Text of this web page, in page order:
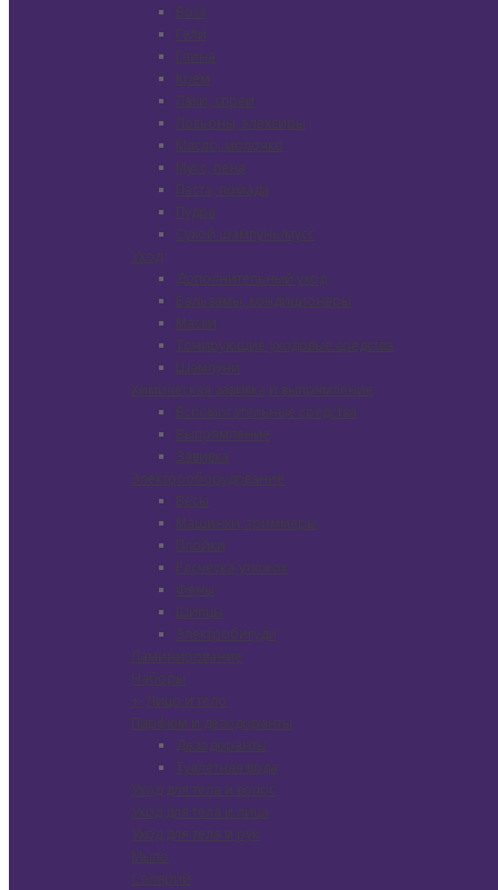
Воск
Гели
Глина
Крем
Лаки, спреи
Лосьоны, элексиры
Масло, молочко
Мусс, пена
Паста, помада
Пудра
Сухой шампунь/мусс
Уход
Дополнительный уход
Бальзамы, кондиционеры
Маски
Тонирующие уходовые средства
Шампуни
Химическая завивка и выпрямление
Вспомогательные средства
Выпрямление
Завивка
Электрооборудование
Весы
Машинки, триммеры
Плойки
Расческа-утюжок
Фены
Щипцы
Электробигуди
Ламинирование
Наборы
+- Лицо и тело
Парфюм и дезодоранты
Дезодоранты
Туалетная вода
Уход для тела и волос
Уход для тела и лица
Уход для тела и рук
Мыло
Солярий